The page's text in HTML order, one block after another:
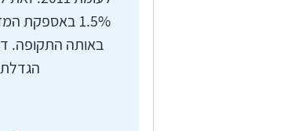
1.5% באספקת
באותה התקופה.